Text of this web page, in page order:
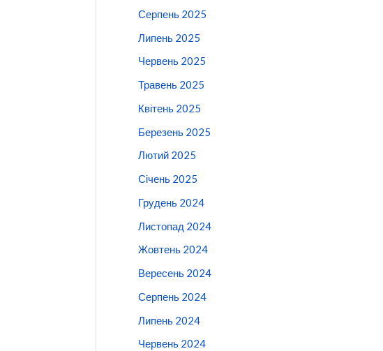
Серпень 2025
Липень 2025
Червень 2025
Травень 2025
Квітень 2025
Березень 2025
Лютий 2025
Січень 2025
Грудень 2024
Листопад 2024
Жовтень 2024
Вересень 2024
Серпень 2024
Липень 2024
Червень 2024